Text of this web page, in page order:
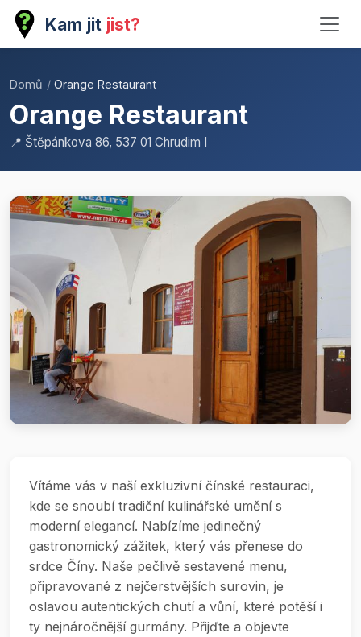
Kam jit jist?
Domů / Orange Restaurant
Orange Restaurant
📍 Štěpánkova 86, 537 01 Chrudim I
Vítáme vás v naší exkluzivní čínské restauraci,
kde se snoubí tradiční kulinářské umění s
moderní elegancí. Nabízíme jedinečný
gastronomický zážitek, který vás přenese do
srdce Číny. Naše pečlivě sestavené menu,
připravované z nejčerstvějších surovin, je
oslavou autentických chutí a vůní, které potěší i
ty nejnáročnější gurmány. Přijďte a objevte